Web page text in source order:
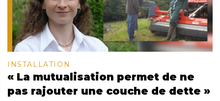
INSTALLATION
« La mutualisation permet de ne
pas rajouter une couche de dette »